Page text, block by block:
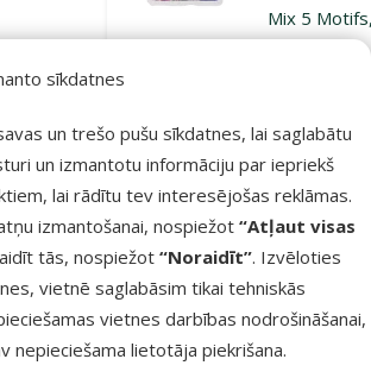
sīkdatnes
un trešo pušu sīkdatnes, lai saglabātu
un izmantotu informāciju par iepriekš
lai rādītu tev interesējošas reklāmas.
izmantošanai, nospiežot “Atļaut visas
tās, nospiežot “Noraidīt”. Izvēloties
vietnē saglabāsim tikai tehniskās
vietnes darbības nodrošināšanai,
nepieciešama lietotāja piekrišana.
Mix 5
iesaka
Noliktavā